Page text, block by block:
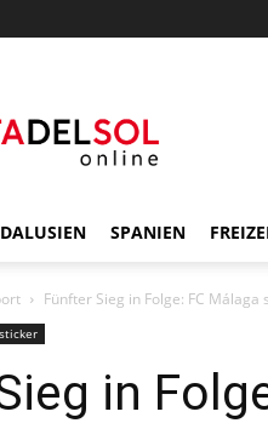
SPANIEN
Fünfter Sieg in Folge: FC
in